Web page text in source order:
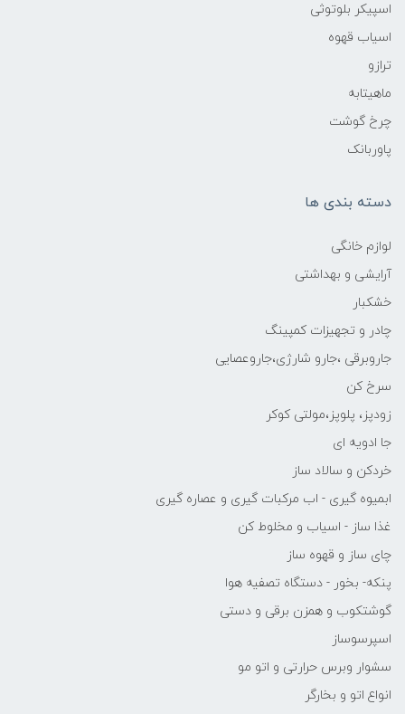
اسپیکر بلوتوثی
اسیاب قهوه
ترازو
ماهیتابه
چرخ گوشت
پاوربانک
دسته بندی ها
لوازم خانگی
آرایشی و بهداشتی
خشکبار
چادر و تجهیزات کمپینگ
جاروبرقی ،جارو شارژی،جاروعصایی
سرخ کن
زودپز، پلوپز،مولتی کوکر
جا ادویه ای
خردکن و سالاد ساز
ابمیوه گیری - اب مرکبات گیری و عصاره گیری
غذا ساز - اسیاب و مخلوط کن
چای ساز و قهوه ساز
پنکه- بخور - دستگاه تصفیه هوا
گوشتکوب و همزن برقی و دستی
اسپرسوساز
سشوار وبرس حرارتی و اتو مو
انواع اتو و بخارگر